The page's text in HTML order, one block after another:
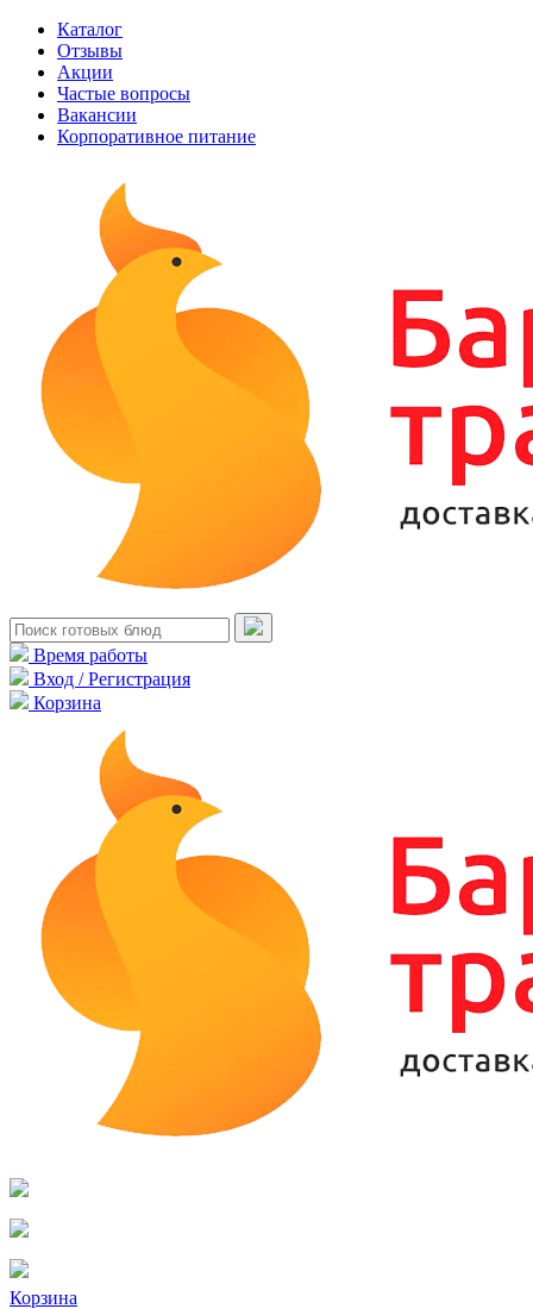
Каталог
Отзывы
Акции
Частые вопросы
Вакансии
Корпоративное питание
Время работы
Вход / Регистрация
Корзина
Корзина